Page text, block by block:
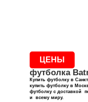
ЦЕНЫ
футболка
Купить футболку в
купить футболку в
футболку с доставкой
и всему миру.